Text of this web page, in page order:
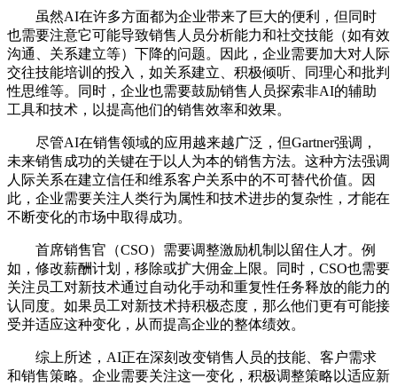
虽然AI在许多方面都为企业带来了巨大的便利，但同时
也需要注意它可能导致销售人员分析能力和社交技能（如有效
沟通、关系建立等）下降的问题。因此，企业需要加大对人际
交往技能培训的投入，如关系建立、积极倾听、同理心和批判
性思维等。同时，企业也需要鼓励销售人员探索非AI的辅助
工具和技术，以提高他们的销售效率和效果。
尽管AI在销售领域的应用越来越广泛，但Gartner强调，
未来销售成功的关键在于以人为本的销售方法。这种方法强调
人际关系在建立信任和维系客户关系中的不可替代价值。因
此，企业需要关注人类行为属性和技术进步的复杂性，才能在
不断变化的市场中取得成功。
首席销售官（CSO）需要调整激励机制以留住人才。例
如，修改薪酬计划，移除或扩大佣金上限。同时，CSO也需要
关注员工对新技术通过自动化手动和重复性任务释放的能力的
认同度。如果员工对新技术持积极态度，那么他们更有可能接
受并适应这种变化，从而提高企业的整体绩效。
综上所述，AI正在深刻改变销售人员的技能、客户需求
和销售策略。企业需要关注这一变化，积极调整策略以适应新